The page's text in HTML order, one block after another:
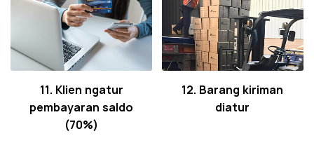
11. Klien ngatur
pembayaran saldo
(70%)
12. Barang kiriman
diatur